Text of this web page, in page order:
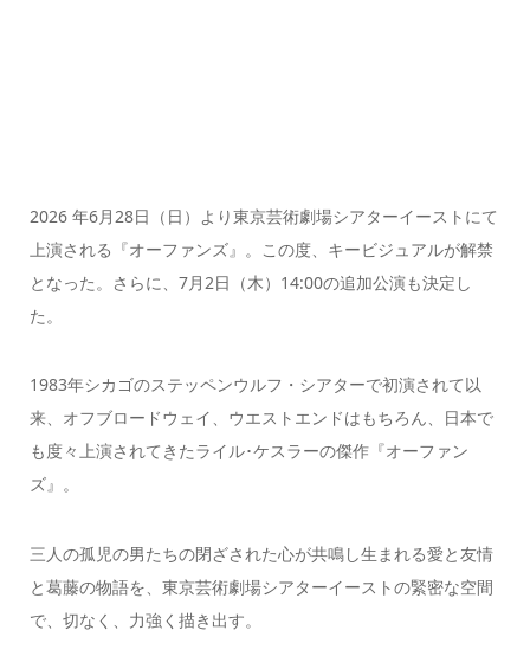
2026 年6月28日（日）より東京芸術劇場シアターイーストにて
上演される『オーファンズ』。この度、キービジュアルが解禁
となった。さらに、7月2日（木）14:00の追加公演も決定し
た。
1983年シカゴのステッペンウルフ・シアターで初演されて以
来、オフブロードウェイ、ウエストエンドはもちろん、日本で
も度々上演されてきたライル･ケスラーの傑作『オーファン
ズ』。
三人の孤児の男たちの閉ざされた心が共鳴し生まれる愛と友情
と葛藤の物語を、東京芸術劇場シアターイーストの緊密な空間
で、切なく、力強く描き出す。